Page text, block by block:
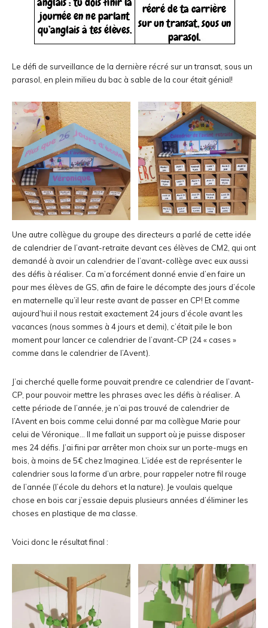
Le défi de surveillance de la dernière récré sur un transat, sous un
parasol, en plein milieu du bac à sable de la cour était génial!
Une autre collègue du groupe des directeurs a parlé de cette idée
de calendrier de l’avant-retraite devant ces élèves de CM2, qui ont
demandé à avoir un calendrier de l’avant-collège avec eux aussi
des défis à réaliser. Ca m’a forcément donné envie d’en faire un
pour mes élèves de GS, afin de faire le décompte des jours d’école
en maternelle qu’il leur reste avant de passer en CP! Et comme
aujourd’hui il nous restait exactement 24 jours d’école avant les
vacances (nous sommes à 4 jours et demi), c’était pile le bon
moment pour lancer ce calendrier de l’avant-CP (24 « cases »
comme dans le calendrier de l’Avent).
J’ai cherché quelle forme pouvait prendre ce calendrier de l’avant-
CP, pour pouvoir mettre les phrases avec les défis à réaliser. A
cette période de l’année, je n’ai pas trouvé de calendrier de
l’Avent en bois comme celui donné par ma collègue Marie pour
celui de Véronique… Il me fallait un support où je puisse disposer
mes 24 défis. J’ai fini par arrêter mon choix sur un porte-mugs en
bois, à moins de 5€ chez Imaginea. L’idée est de représenter le
calendrier sous la forme d’un arbre, pour rappeler notre fil rouge
de l’année (l’école du dehors et la nature). Je voulais quelque
chose en bois car j’essaie depuis plusieurs années d’éliminer les
choses en plastique de ma classe.
Voici donc le résultat final :